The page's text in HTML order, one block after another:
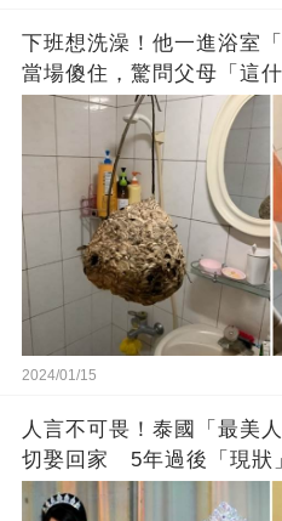
下班想洗澡！他一進浴室
當場傻住，驚問父母「這
生的嗎？
2024/01/15
人言不可畏！泰國「最美
切娶回家 5年過後「現狀